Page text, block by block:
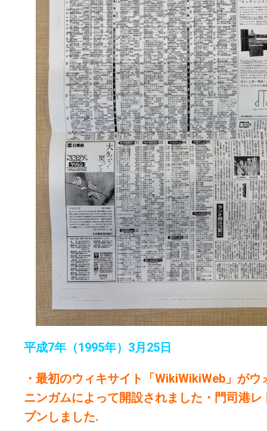
平成7年（1995年）3月25日
・最初のウィキサイト「WikiWikiWeb」がウ
ニンガムによって開設されました ・門司港
プンしました.